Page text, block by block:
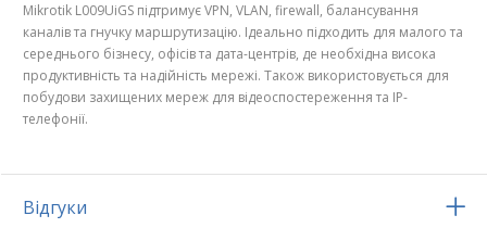
Mikrotik L009UiGS підтримує VPN, VLAN, firewall, балансування
каналів та гнучку маршрутизацію. Ідеально підходить для малого та
середнього бізнесу, офісів та дата-центрів, де необхідна висока
продуктивність та надійність мережі. Також використовується для
побудови захищених мереж для відеоспостереження та IP-
телефонії.
Відгуки